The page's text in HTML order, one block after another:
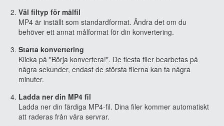
Väl filtyp för målfil
MP4 är inställt som standardformat. Ändra det om du
behöver ett annat målformat för din konvertering.
Starta konvertering
Klicka på "Börja konvertera!". De flesta filer bearbetas på
några sekunder, endast de största filerna kan ta några
minuter.
Ladda ner din MP4 fil
Ladda ner din färdiga MP4-fil. Dina filer kommer automatiskt
att raderas från våra servrar.